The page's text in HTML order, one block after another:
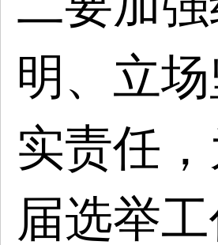
明、立
实责任
届选举